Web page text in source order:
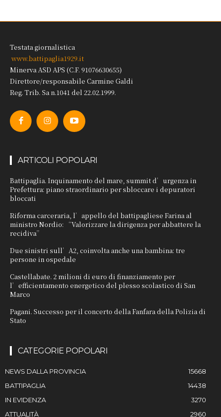
Testata giornalistica
www.battipaglia1929.it
Minerva ASD APS (C.F. 91076630655)
Direttore/responsabile Carmine Galdi
Reg. Trib. Sa n.1041 del 22.02.1999.
ARTICOLI POPOLARI
Battipaglia. Inquinamento del mare, summit d’urgenza in
Prefettura: piano straordinario per sbloccare i depuratori
bloccati
Riforma carceraria, l’appello del battipagliese Farina al
ministro Nordio: “Valorizzare la dirigenza per abbattere la
recidiva”
Due sinistri sull’A2, coinvolta anche una bambina: tre
persone in ospedale
Castellabate. 2 milioni di euro di finanziamento per
l’efficientamento energetico del plesso scolastico di San
Marco
Pagani. Successo per il concerto della Fanfara della Polizia di
Stato
CATEGORIE POPOLARI
NEWS DALLA PROVINCIA
15668
BATTIPAGLIA
14438
IN EVIDENZA
3270
ATTUALITÀ
2960